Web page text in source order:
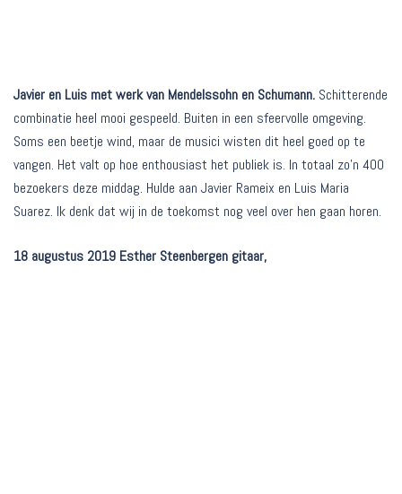
Javier en Luis met werk van Mendelssohn en Schumann. Schitterende
combinatie heel mooi gespeeld. Buiten in een sfeervolle omgeving.
Soms een beetje wind, maar de musici wisten dit heel goed op te
vangen. Het valt op hoe enthousiast het publiek is. In totaal zo’n 400
bezoekers deze middag. Hulde aan Javier Rameix en Luis Maria
Suarez. Ik denk dat wij in de toekomst nog veel over hen gaan horen.
18 augustus 2019 Esther Steenbergen gitaar,